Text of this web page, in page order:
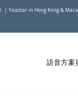
Yeastar in Hong Kong &
語音方案